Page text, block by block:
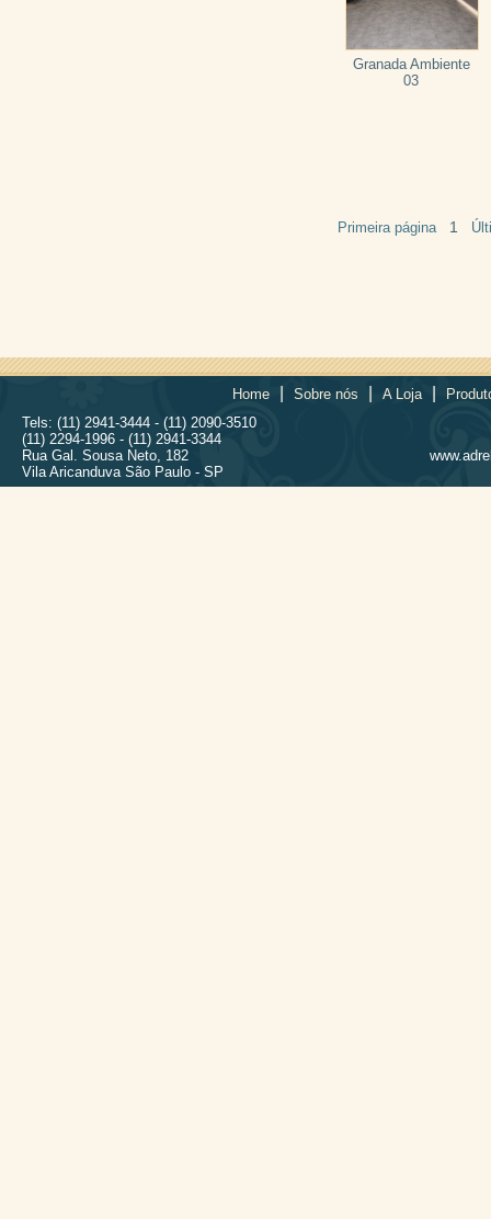
Granada Ambiente
03
Primeira página 1
Home Sobre nós A Loja
Tels: (11) 2941-3444 - (11) 2090-3510
(11) 2294-1996 - (11) 2941-3344
Rua Gal. Sousa Neto, 182
Vila Aricanduva São Paulo - SP